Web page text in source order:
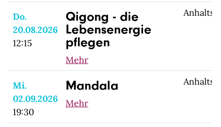
Do.
20.08.2026
12:15
Qigong - die
Lebensenergie
pflegen
Mehr
Mi.
02.09.2026
19:30
Mandala
Mehr